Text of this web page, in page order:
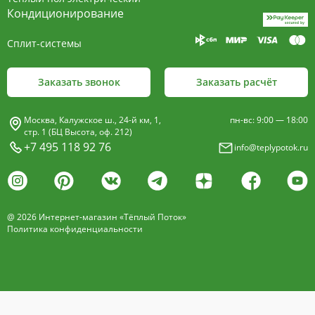
пластины, покрыт износостойким порошковым
покрытием чёрного цвета.
- изготавливается двух типов: рулонная и
анодированный алюминий четырёх цветов -
золото, бронза, чёрный, серебро (без доплат)
дерево – дуб натуральный
нержавеющая сталь
Кондиционирование
Сплит-системы
Заказать звонок Заказать расчёт
Москва, Калужское ш., 24-й км, 1,
стр. 1 (БЦ Высота, оф. 212)
+7 495 118 92 76
пн-вс: 9:00 — 18:00
info@teplypotok.ru
@ 2026 Интернет-магазин «Тёплый Поток»
Политика конфиденциальности